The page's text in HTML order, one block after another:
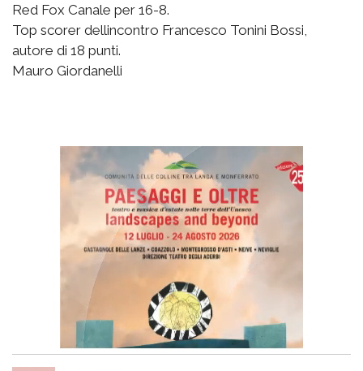
Red Fox Canale per 16-8.
Top scorer dellincontro Francesco Tonini Bossi,
autore di 18 punti.
Mauro Giordanelli